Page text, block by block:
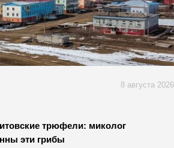
8 августа 2026
трюфели: миколог
эти грибы